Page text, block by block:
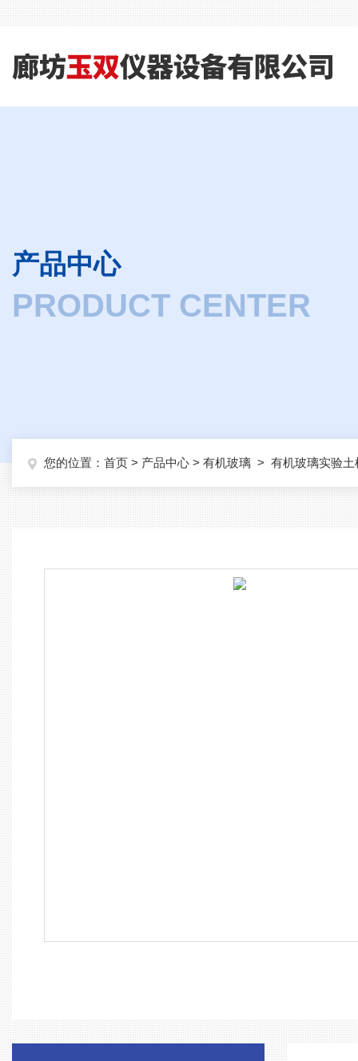
产品中心
PRODUCT CENTER
您的位置： 首页 > 产品中心 > 有机玻璃 > 有机玻璃实验土